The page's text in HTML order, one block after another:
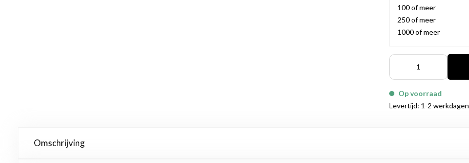
100 of meer
250 of meer
1000 of meer
Op voorraad
Levertijd: 1-2 werkdagen
Omschrijving